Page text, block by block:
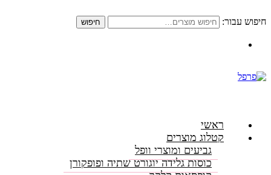
חיפוש עבור: חיפוש
ראשי
קטלוג מוצרים
גביעים ומוצרי וופל
כוסות גלידה יוגורט שתיה ופופקורן